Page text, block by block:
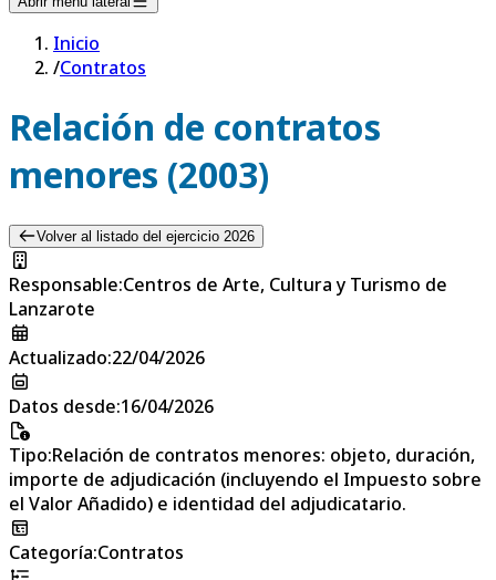
Inicio
/Contratos
Relación de contratos
menores (2003)
Volver al listado del ejercicio 2026
Responsable:Centros de Arte, Cultura y Turismo de
Lanzarote
Actualizado:22/04/2026
Datos desde:16/04/2026
Tipo:Relación de contratos menores: objeto, duración,
importe de adjudicación (incluyendo el Impuesto sobre
el Valor Añadido) e identidad del adjudicatario.
Categoría:Contratos